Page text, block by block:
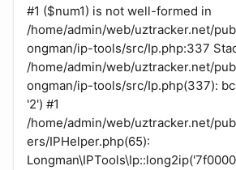
#1 ($num1) is not well-formed in
/home/admin/web/uztracker.net/
ongman/ip-tools/src/Ip.php:337
/home/admin/web/uztracker.net/
ongman/ip-tools/src/Ip.php(337):
'2') #1
/home/admin/web/uztracker.net/
ers/IPHelper.php(65):